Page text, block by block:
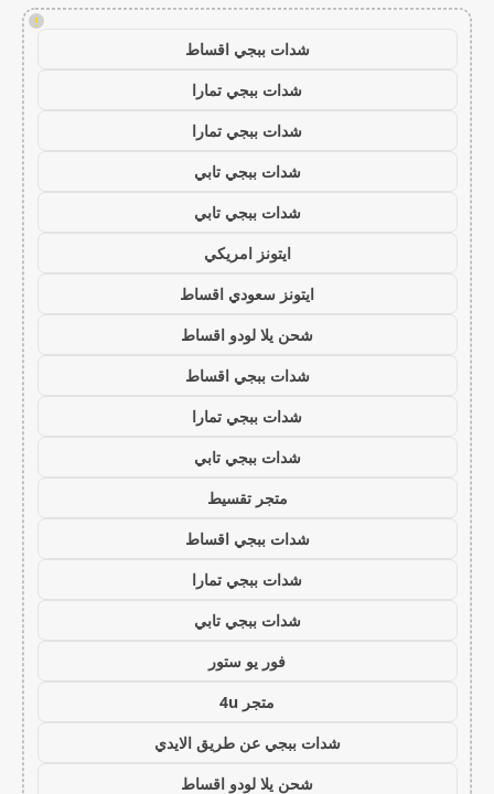
!
شدات ببجي اقساط
شدات ببجي تمارا
شدات ببجي تمارا
شدات ببجي تابي
شدات ببجي تابي
ايتونز امريكي
ايتونز سعودي اقساط
شحن يلا لودو اقساط
شدات ببجي اقساط
شدات ببجي تمارا
شدات ببجي تابي
متجر تقسيط
شدات ببجي اقساط
شدات ببجي تمارا
شدات ببجي تابي
فور يو ستور
متجر 4u
شدات ببجي عن طريق الايدي
شحن يلا لودو اقساط